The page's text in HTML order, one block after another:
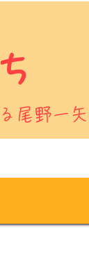
尾野一